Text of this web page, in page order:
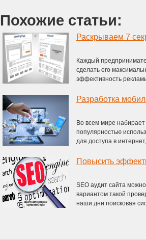
Похожие статьи:
Раскрываем 7
Каждый
сделать его
эффективность
Во всем мире
популярностью
для доступа в
Повысить
SEO аудит сайта
вариантом такой
наши дни поисковая